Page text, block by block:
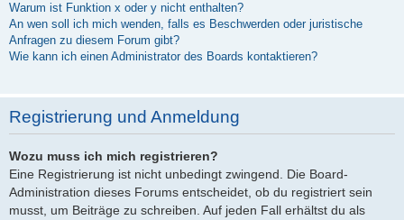
Warum ist Funktion x oder y nicht enthalten?
An wen soll ich mich wenden, falls es Beschwerden oder juristische
Anfragen zu diesem Forum gibt?
Wie kann ich einen Administrator des Boards kontaktieren?
Registrierung und Anmeldung
Wozu muss ich mich registrieren?
Eine Registrierung ist nicht unbedingt zwingend. Die Board-
Administration dieses Forums entscheidet, ob du registriert sein
musst, um Beiträge zu schreiben. Auf jeden Fall erhältst du als